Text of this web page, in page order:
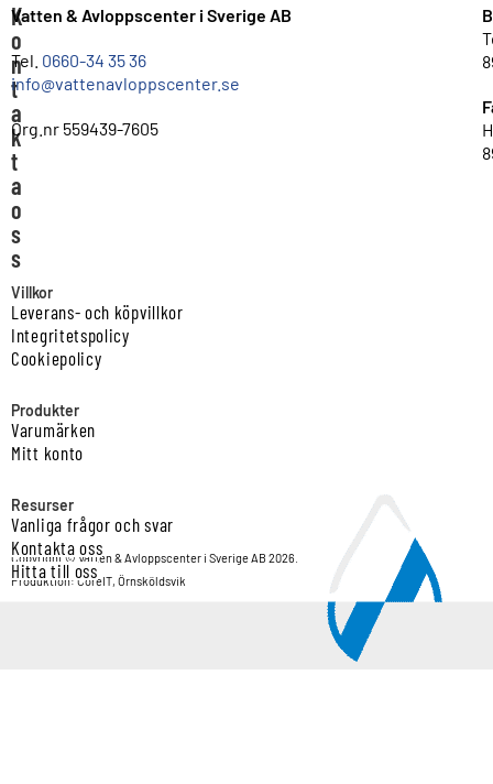
K
o
n
t
a
k
t
a
o
s
s
Vatten & Avloppscenter i Sverige AB
Tel. 0660-34 35 36
info@vattenavloppscenter.se
Org.nr 559439-7605
Villkor
Leverans- och köpvillkor
Integritetspolicy
Cookiepolicy
Produkter
Varumärken
Mitt konto
Resurser
Vanliga frågor och svar
Kontakta oss
Hitta till oss
Copyright © Vatten & Avloppscenter i Sverige AB 2026.
Produktion: CoreIT, Örnsköldsvik